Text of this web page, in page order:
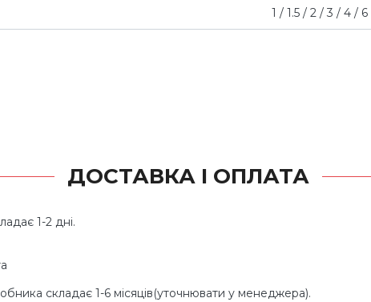
1 / 1.5 / 2 / 3 / 4 / 6
ДОСТАВКА І ОПЛАТА
1-2 дні.
складає 1-6 місяців(уточнювати у менеджера).